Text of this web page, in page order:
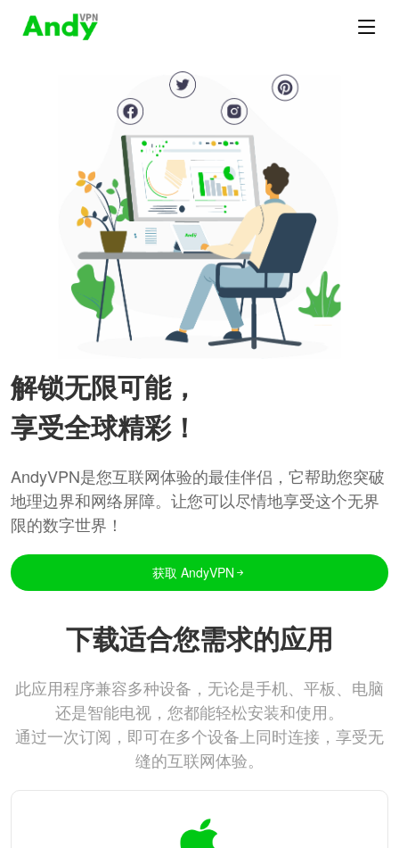
解锁无限可能，
享受全球精彩！
AndyVPN是您互联网体验的最佳伴侣，它帮助您突破
地理边界和网络屏障。让您可以尽情地享受这个无界
限的数字世界！
获取 AndyVPN
下载适合您需求的应用
此应用程序兼容多种设备，无论是手机、平板、电脑
还是智能电视，您都能轻松安装和使用。
通过一次订阅，即可在多个设备上同时连接，享受无
缝的互联网体验。